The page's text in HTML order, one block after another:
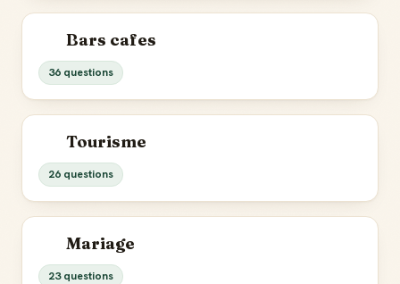
Bars cafes
36 questions
Tourisme
26 questions
Mariage
23 questions